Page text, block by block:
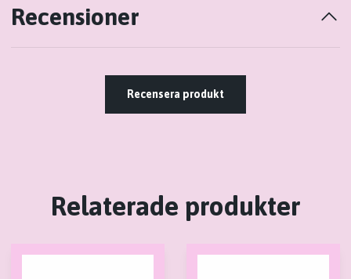
Recensioner
Recensera produkt
Relaterade produkter